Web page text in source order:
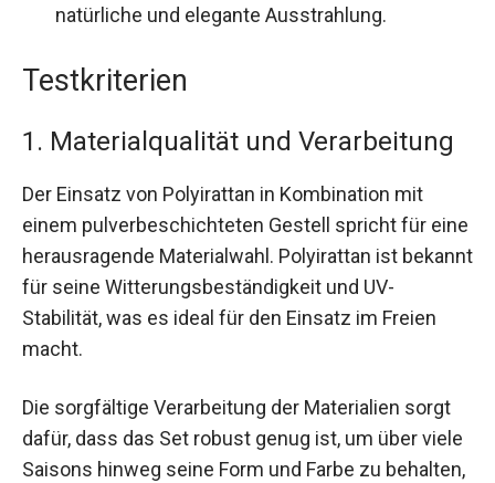
natürliche und elegante Ausstrahlung.
Testkriterien
1. Materialqualität und Verarbeitung
Der Einsatz von Polyirattan in Kombination mit
einem pulverbeschichteten Gestell spricht für eine
herausragende Materialwahl. Polyirattan ist bekannt
für seine Witterungsbeständigkeit und UV-
Stabilität, was es ideal für den Einsatz im Freien
macht.
Die sorgfältige Verarbeitung der Materialien sorgt
dafür, dass das Set robust genug ist, um über viele
Saisons hinweg seine Form und Farbe zu behalten,